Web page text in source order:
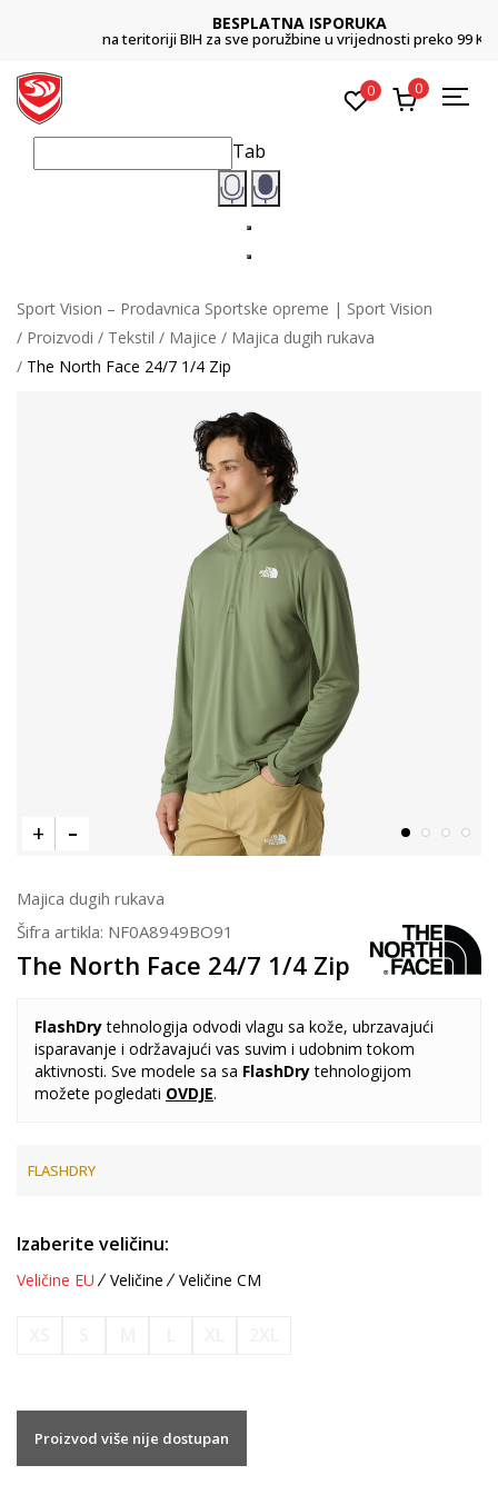
BESPLATNA ISPORUKA
na teritoriji BIH za sve poružbine u vrijednosti preko 99 KM
0 0
Tab
Sport Vision – Prodavnica Sportske opreme | Sport Vision
Proizvodi
Tekstil Majice
Majica dugih rukava
The North Face 24/7 1/4 Zip
Majica dugih rukava
Šifra artikla: NF0A8949BO91
The North Face 24/7 1/4 Zip
FlashDrytehnologija odvodi vlagu sa kože, ubrzavajući
isparavanje i održavajući vas suvim i udobnim tokom
aktivnosti. Sve modele sa sa FlashDrytehnologijom
možete pogledati OVDJE.
FLASHDRY
Izaberite veličinu:
Veličine EU Veličine Veličine CM
Proizvod više nije dostupan